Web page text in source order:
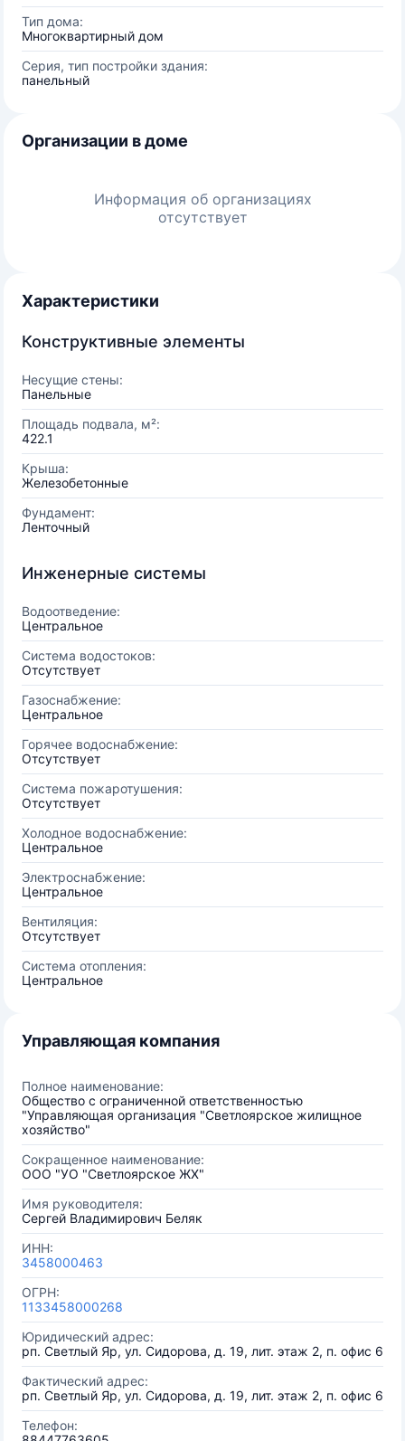
Тип дома:
Многоквартирный дом
Серия, тип постройки здания:
панельный
Организации в доме
Информация об организациях
отсутствует
Характеристики
Конструктивные элементы
Несущие стены:
Панельные
Площадь подвала, м²:
422.1
Крыша:
Железобетонные
Фундамент:
Ленточный
Инженерные системы
Водоотведение:
Центральное
Система водостоков:
Отсутствует
Газоснабжение:
Центральное
Горячее водоснабжение:
Отсутствует
Система пожаротушения:
Отсутствует
Холодное водоснабжение:
Центральное
Электроснабжение:
Центральное
Вентиляция:
Отсутствует
Система отопления:
Центральное
Управляющая компания
Полное наименование:
Общество с ограниченной ответственностью
"Управляющая организация "Светлоярское жилищное
хозяйство"
Сокращенное наименование:
ООО "УО "Светлоярское ЖХ"
Имя руководителя:
Сергей Владимирович Беляк
ИНН:
3458000463
ОГРН:
1133458000268
Юридический адрес:
рп. Светлый Яр, ул. Сидорова, д. 19, лит. этаж 2, п. офис 6
Фактический адрес:
рп. Светлый Яр, ул. Сидорова, д. 19, лит. этаж 2, п. офис 6
Телефон: